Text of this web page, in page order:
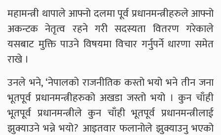
महामन्त्री थापाले आफ्नो दलमा पूर्व प्रधानमन्त्रीहरुले आफ्नो
अकन्टक नेतृत्व रहने गरी सदस्यता वितरण गरेकाले
यसबाट मुक्ति पाउने विषयमा विचार गर्नुपर्ने धारणा समेत
राखे ।
उनले भने, ‘नेपालको राजनीतिक कस्तो भयो भने तीन जना
भूतपूर्व प्रधानमन्त्रीहरुको अखडा जस्तो भयो । कुन चाँही
भूतपूर्व प्रधानमन्त्रीले कुन चाँही भूतपूर्व प्रधानमन्त्रीलाई
झुक्याउने भन्ने भयो? आइतवार फलानोले झुक्याउनु भएको